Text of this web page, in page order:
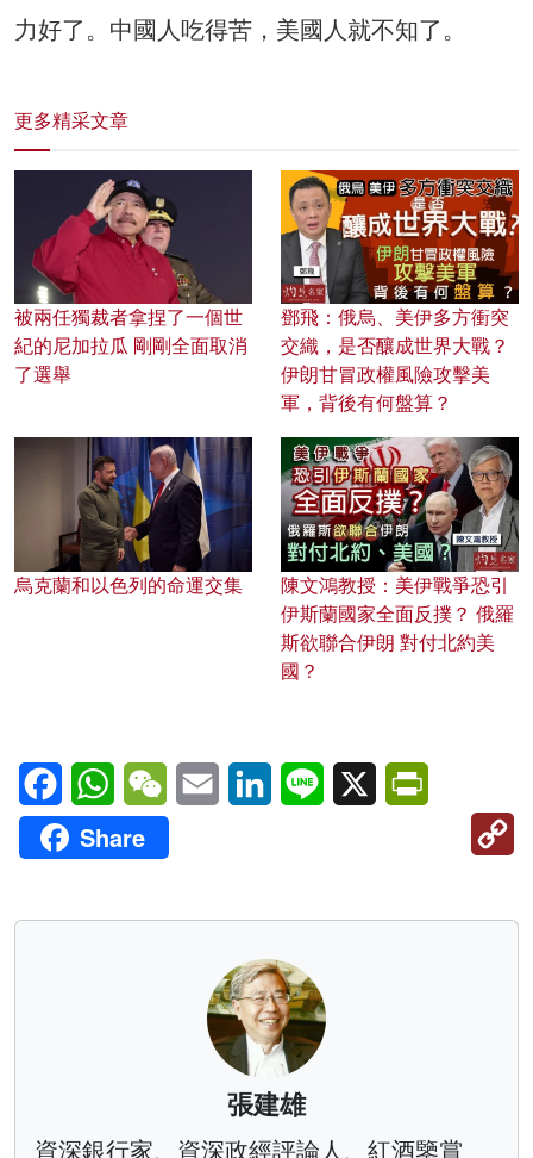
力好了。中國人吃得苦，美國人就不知了。
更多精采文章
被兩任獨裁者拿捏了一個世
紀的尼加拉瓜 剛剛全面取消
了選舉
鄧飛：俄烏、美伊多方衝突
交織，是否釀成世界大戰？
伊朗甘冒政權風險攻擊美
軍，背後有何盤算？
烏克蘭和以色列的命運交集
陳文鴻教授：美伊戰爭恐引
伊斯蘭國家全面反撲？ 俄羅
斯欲聯合伊朗 對付北約美
國？
FacebookWhatsAppWeChatEmail LinkedInLine X
Share
張建雄
資深銀行家、資深政經評論人、紅酒鑒賞